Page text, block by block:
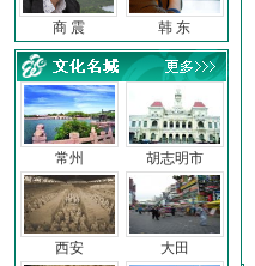
商 震 韩 东
常州
西安
胡志明市
大田